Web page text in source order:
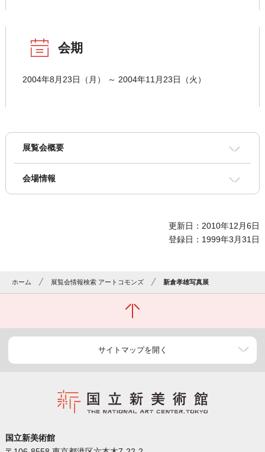
会期
2004年8月23日（月） ～ 2004年11月23日（火）
展覧会概要
会場情報
更新日：2010年12月6日
登録日：1999年3月31日
ホーム 展覧会情報検索 アートコモンズ 新倉孝雄写真展
サイトマップを開く
国立新美術館